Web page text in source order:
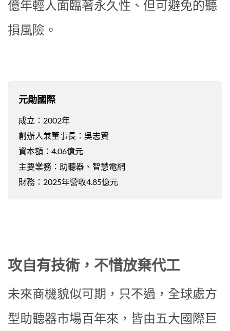
億年輕人面臨著永久性、但可避免的聽
損風險。
元勛國際
成立：2002年
創辦人兼董事長：吳志賢
資本額：4.06億元
主要業務：助聽器、智慧電網
財務：2025年營收4.85億元
攻自有技術，不惜放棄代工
未來商機貌似可期，只不過，全球處方
型助聽器市場百年來，皆由五大國際巨